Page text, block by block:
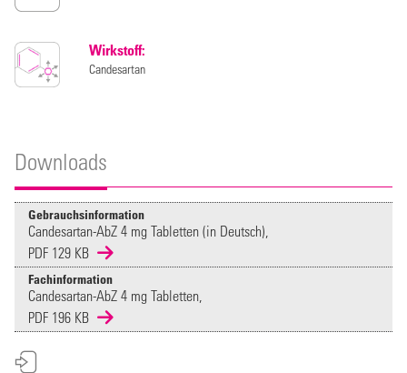
Wirkstoff:
Candesartan
Downloads
Gebrauchsinformation
Candesartan-AbZ 4 mg Tabletten (in Deutsch),
PDF 129 KB
Fachinformation
Candesartan-AbZ 4 mg Tabletten,
PDF 196 KB